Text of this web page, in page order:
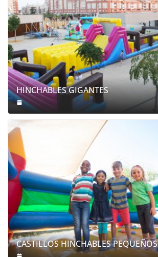
HINCHABLES GIGANTES
CASTILLOS HINCHABLES PEQUEÑOS